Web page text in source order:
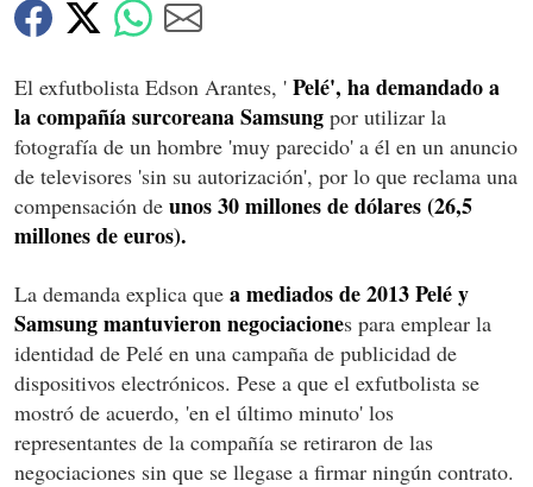
El exfutbolista Edson Arantes, ' Pelé', ha demandado a
la compañía surcoreana Samsung por utilizar la
fotografía de un hombre 'muy parecido' a él en un anuncio
de televisores 'sin su autorización', por lo que reclama una
compensación de unos 30 millones de dólares (26,5
millones de euros).
La demanda explica que a mediados de 2013 Pelé y
Samsung mantuvieron negociaciones para emplear la
identidad de Pelé en una campaña de publicidad de
dispositivos electrónicos. Pese a que el exfutbolista se
mostró de acuerdo, 'en el último minuto' los
representantes de la compañía se retiraron de las
negociaciones sin que se llegase a firmar ningún contrato.